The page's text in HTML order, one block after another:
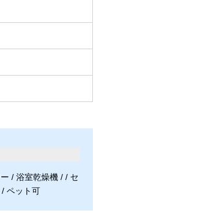
/ 浴室乾燥機 / / セ
ペット可